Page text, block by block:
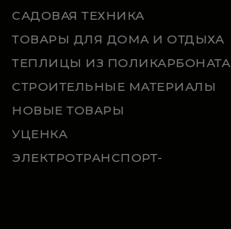
САДОВАЯ ТЕХНИКА
ТОВАРЫ ДЛЯ ДОМА И ОТДЫХА
ТЕПЛИЦЫ ИЗ ПОЛИКАРБОНАТА
СТРОИТЕЛЬНЫЕ МАТЕРИАЛЫ
НОВЫЕ ТОВАРЫ
УЦЕНКА
ЭЛЕКТРОТРАНСПОРТ-